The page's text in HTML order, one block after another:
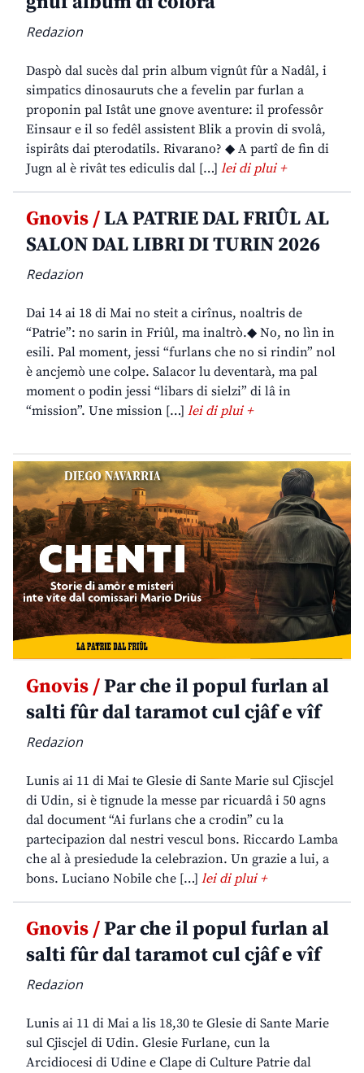
Redazion
Daspò dal sucès dal prin album vignût fûr a Nadâl, i
simpatics dinosauruts che a fevelin par furlan a
proponin pal Istât une gnove aventure: il professôr
Einsaur e il so fedêl assistent Blik a provin di svolâ,
ispirâts dai pterodatils. Rivarano? ◆ A partî de fin di
Jugn al è rivât tes ediculis dal […] lei di plui +
Gnovis /LA PATRIE DAL FRIÛL AL
SALON DAL LIBRI DI TURIN 2026
Redazion
Dai 14 ai 18 di Mai no steit a cirînus, noaltris de
“Patrie”: no sarin in Friûl, ma inaltrò.◆ No, no lìn in
esili. Pal moment, jessi “furlans che no si rindin” nol
è ancjemò une colpe. Salacor lu deventarà, ma pal
moment o podin jessi “libars di sielzi” di lâ in
“mission”. Une mission […] lei di plui +
Gnovis /Par che il popul furlan al
salti fûr dal taramot cul cjâf e vîf
Redazion
Lunis ai 11 di Mai te Glesie di Sante Marie sul Cjiscjel
di Udin, si è tignude la messe par ricuardâ i 50 agns
dal document “Ai furlans che a crodin” cu la
partecipazion dal nestri vescul bons. Riccardo Lamba
che al à presiedude la celebrazion. Un grazie a lui, a
bons. Luciano Nobile che […] lei di plui +
Gnovis /Par che il popul furlan al
salti fûr dal taramot cul cjâf e vîf
Redazion
Lunis ai 11 di Mai a lis 18,30 te Glesie di Sante Marie
sul Cjiscjel di Udin. Glesie Furlane, cun la
Arcidiocesi di Udine e Clape di Culture Patrie dal